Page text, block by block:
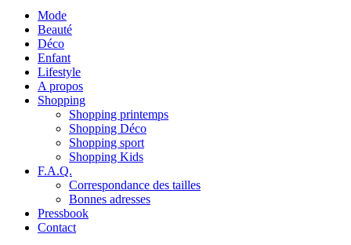
Mode
Beauté
Déco
Enfant
Lifestyle
A propos
Shopping
Shopping printemps
Shopping Déco
Shopping sport
Shopping Kids
F.A.Q.
Correspondance des tailles
Bonnes adresses
Pressbook
Contact